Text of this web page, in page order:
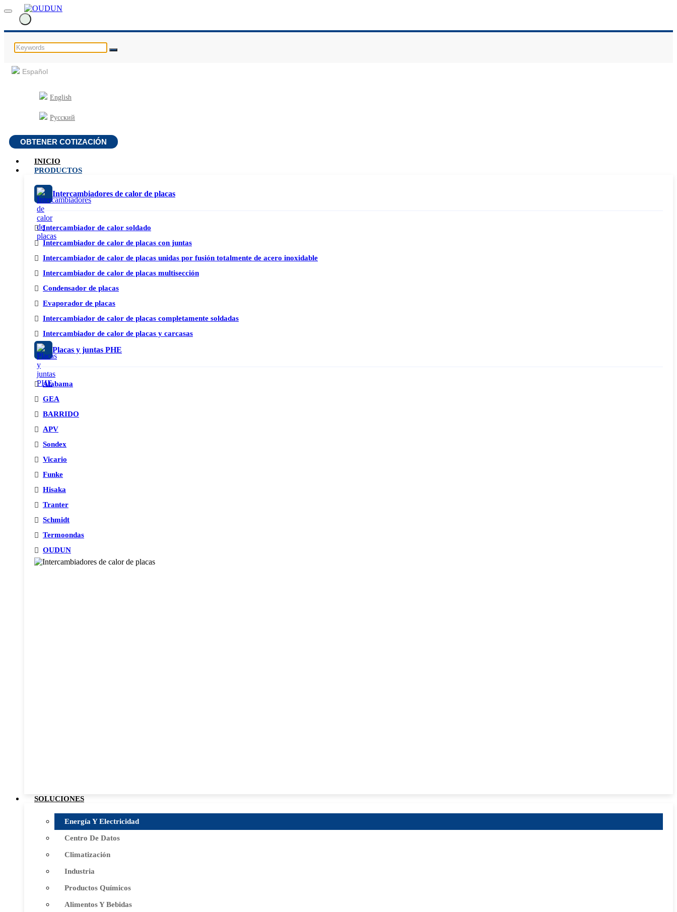
Español
English
Русский
OBTENER COTIZACIÓN
INICIO
PRODUCTOS
Intercambiadores de calor de placas
Intercambiador de calor soldado
Intercambiador de calor de placas con juntas
Intercambiador de calor de placas unidas por fusión totalmente de acero inoxidable
Intercambiador de calor de placas multisección
Condensador de placas
Evaporador de placas
Intercambiador de calor de placas completamente soldadas
Intercambiador de calor de placas y carcasas
Placas y juntas PHE
Alabama
GEA
BARRIDO
APV
Sondex
Vicario
Funke
Hisaka
Tranter
Schmidt
Termoondas
OUDUN
SOLUCIONES
Energía Y Electricidad
Centro De Datos
Climatización
Industria
Productos Químicos
Alimentos Y Bebidas